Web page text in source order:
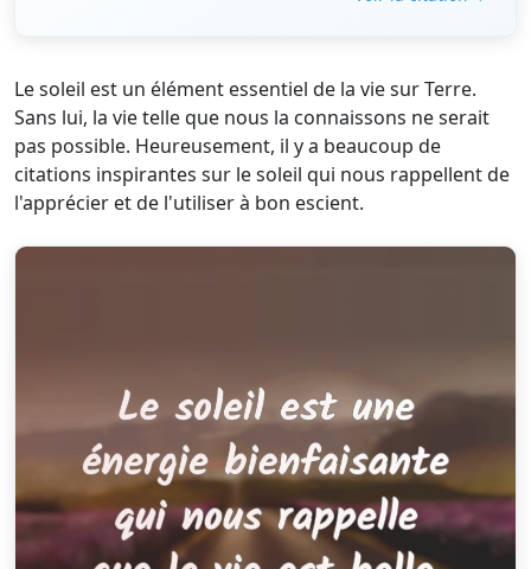
Le soleil est un élément essentiel de la vie sur Terre.
Sans lui, la vie telle que nous la connaissons ne serait
pas possible. Heureusement, il y a beaucoup de
citations inspirantes sur le soleil qui nous rappellent de
l'apprécier et de l'utiliser à bon escient.